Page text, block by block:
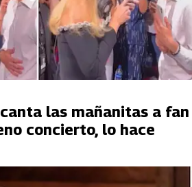
canta las mañanitas a fan
concierto, lo hace